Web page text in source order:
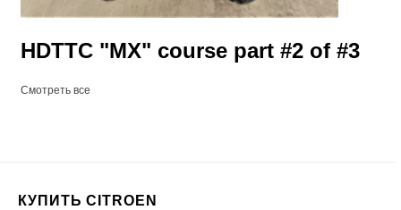
HDTTC "MX" course part #2 of #3
Смотреть все
КУПИТЬ CITROEN